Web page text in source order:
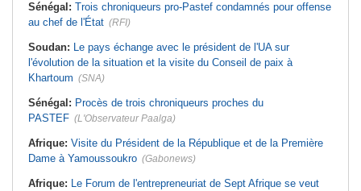
Sénégal: Trois chroniqueurs pro-Pastef condamnés pour offense
au chef de l'État (RFI)
Soudan: Le pays échange avec le président de l'UA sur
l'évolution de la situation et la visite du Conseil de paix à
Khartoum (SNA)
Sénégal: Procès de trois chroniqueurs proches du
PASTEF (L'Observateur Paalga)
Afrique: Visite du Président de la République et de la Première
Dame à Yamoussoukro (Gabonews)
Afrique: Le Forum de l'entrepreneuriat de Sept Afrique se veut